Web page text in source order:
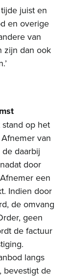
juist en
en overige
van
zijn dan ook
op het
van
daarbij
door
een
Indien door
de omvang
geen
de factuur
langs
bevestigt de